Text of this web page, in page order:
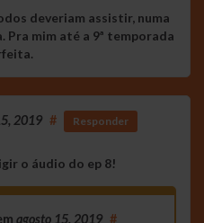
deveriam assistir, numa
Pra mim até a 9ª temporada
2019 # Responder
o áudio do ep 8!
agosto 15, 2019 #